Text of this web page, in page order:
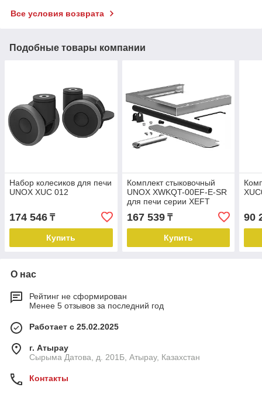
Все условия возврата
Подобные товары компании
Набор колесиков для печи
UNOX XUC 012
174 546 ₸
Купить
Комплект стыковочный
UNOX XWKQT-00EF-E-SR
для печи серии XEFT
167 539₸
Купить
90
О нас
Рейтинг не сформирован
Менее 5 отзывов за последний год
Работает с 25.02.2025
г. Атырау
Сырыма Датова, д. 201Б, Атырау, Казахстан
Контакты